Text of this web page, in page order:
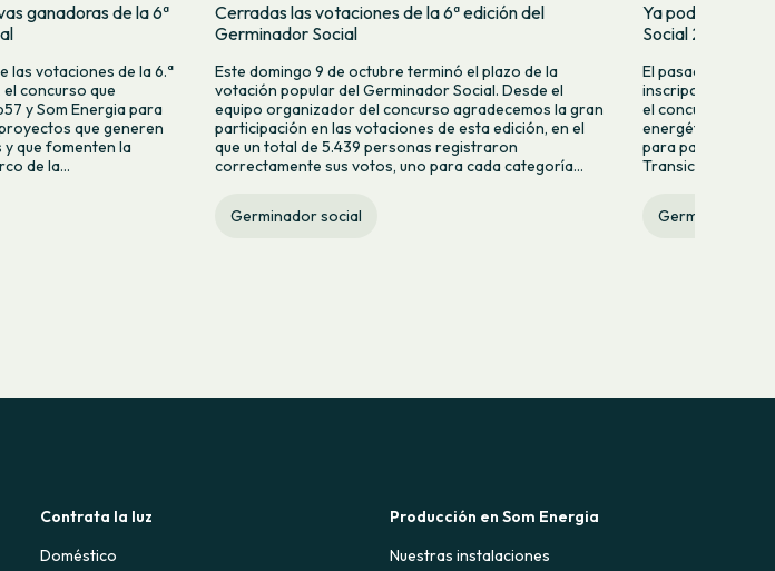
ganadoras de la 6ª
las votaciones de la 6.ª
concurso que
y Som Energia para
que generen
que fomenten la
de la...
Cerradas las votaciones de la 6ª edición del
Germinador Social
Este domingo 9 de octubre terminó el plazo de la
votación popular del Germinador Social. Desde el
equipo organizador del concurso agradecemos la gran
participación en las votaciones de esta edición, en el
que un total de 5.439 personas registraron
correctamente sus votos, uno para cada categoría...
Germinador social
Ya podéis votar
Social 2022
El pasado mes de
inscripciones de
el concurso de
energética. Del
para participar,
Transición
Germinador
Contrata la luz
Doméstico
Producción en Som Energia
Nuestras instalaciones